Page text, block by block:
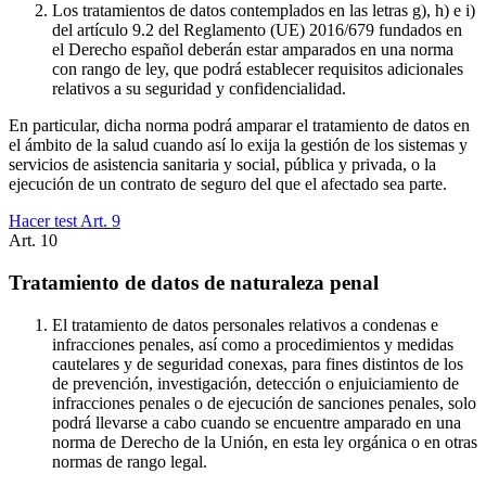
Los tratamientos de datos contemplados en las letras g), h) e i)
del artículo 9.2 del Reglamento (UE) 2016/679 fundados en
el Derecho español deberán estar amparados en una norma
con rango de ley, que podrá establecer requisitos adicionales
relativos a su seguridad y confidencialidad.
En particular, dicha norma podrá amparar el tratamiento de datos en
el ámbito de la salud cuando así lo exija la gestión de los sistemas y
servicios de asistencia sanitaria y social, pública y privada, o la
ejecución de un contrato de seguro del que el afectado sea parte.
Hacer test Art. 9
Art. 10
Tratamiento de datos de naturaleza penal
El tratamiento de datos personales relativos a condenas e
infracciones penales, así como a procedimientos y medidas
cautelares y de seguridad conexas, para fines distintos de los
de prevención, investigación, detección o enjuiciamiento de
infracciones penales o de ejecución de sanciones penales, solo
podrá llevarse a cabo cuando se encuentre amparado en una
norma de Derecho de la Unión, en esta ley orgánica o en otras
normas de rango legal.